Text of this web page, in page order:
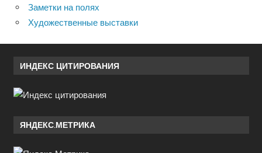
Заметки на полях
Художественные выставки
ИНДЕКС ЦИТИРОВАНИЯ
ЯНДЕКС.МЕТРИКА